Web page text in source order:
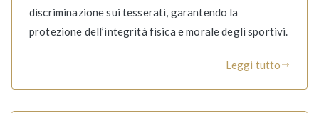
discriminazione sui tesserati, garantendo la
protezione dell’integrità fisica e morale degli sportivi.
Leggi tutto